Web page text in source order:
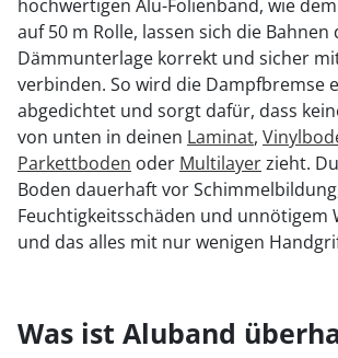
hochwertigen Alu-Folienband, wie
auf 50 m Rolle, lassen sich die Bahnen
Dämmunterlage korrekt und sicher
verbinden. So wird die Dampfbremse
abgedichtet und sorgt dafür, dass
von unten in deinen Laminat,
Parkettboden oder Multilayerzieht.
Boden dauerhaft vor
Feuchtigkeitsschäden und unnötigem
und das alles mit nur wenigen
Was ist Aluband